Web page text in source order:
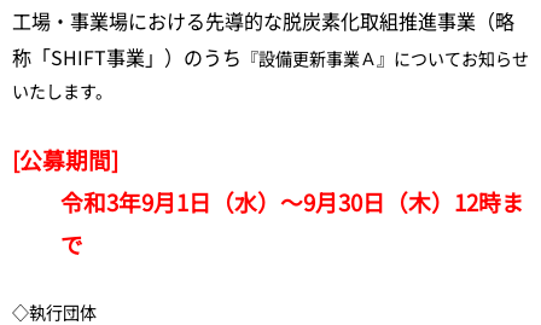
工場・事業場における先導的な脱炭素化取組推進事業（略
称「SHIFT事業」）のうち 『設備更新事業Ａ』についてお知らせ
いたします。
[公募期間]
令和3年9月1日（水）～9月30日（木）12時ま
で
◇執行団体